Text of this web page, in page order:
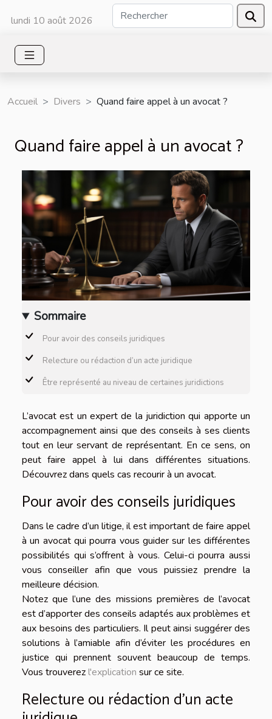
lundi 10 août 2026
Accueil Divers Quand faire appel à un avocat ?
Quand faire appel à un avocat ?
Sommaire
Pour avoir des conseils juridiques
Relecture ou rédaction d’un acte juridique
Être représenté au niveau de certaines juridictions
L’avocat est un expert de la juridiction qui apporte un
accompagnement ainsi que des conseils à ses clients
tout en leur servant de représentant. En ce sens, on
peut faire appel à lui dans différentes situations.
Découvrez dans quels cas recourir à un avocat.
Pour avoir des conseils juridiques
Dans le cadre d’un litige, il est important de faire appel
à un avocat qui pourra vous guider sur les différentes
possibilités qui s’offrent à vous. Celui-ci pourra aussi
vous conseiller afin que vous puissiez prendre la
meilleure décision.
Notez que l’une des missions premières de l’avocat
est d’apporter des conseils adaptés aux problèmes et
aux besoins des particuliers. Il peut ainsi suggérer des
solutions à l’amiable afin d’éviter les procédures en
justice qui prennent souvent beaucoup de temps.
Vous trouverezl'explication sur ce site.
Relecture ou rédaction d’un acte